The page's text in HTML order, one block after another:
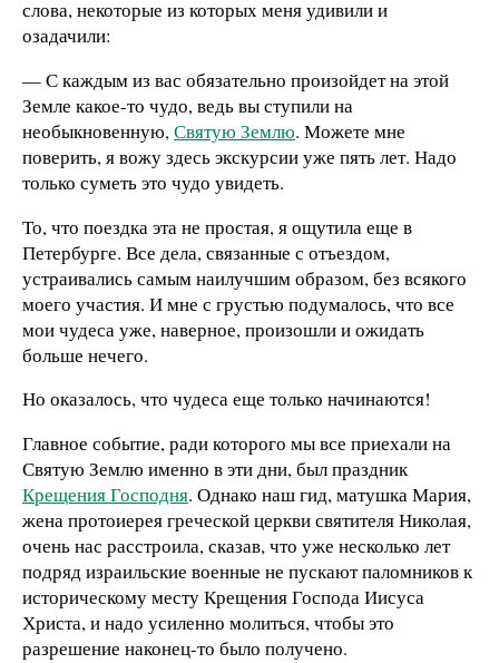
слова, некоторые из которых меня удивили и
озадачили:
— С каждым из вас обязательно произойдет на этой
Земле какое-то чудо, ведь вы ступили на
необыкновенную,Святую Землю. Можете мне
поверить, я вожу здесь экскурсии уже пять лет. Надо
только суметь это чудо увидеть.
То, что поездка эта не простая, я ощутила еще в
Петербурге. Все дела, связанные с отъездом,
устраивались самым наилучшим образом, без всякого
моего участия. И мне с грустью подумалось, что все
мои чудеса уже, наверное, произошли и ожидать
больше нечего.
Но оказалось, что чудеса еще только начинаются!
Главное событие, ради которого мы все приехали на
Святую Землю именно в эти дни, был праздник
Крещения Господня. Однако наш гид, матушка Мария,
жена протоиерея греческой церкви святителя Николая,
очень нас расстроила, сказав, что уже несколько лет
подряд израильские военные не пускают паломников к
историческому месту Крещения Господа Иисуса
Христа, и надо усиленно молиться, чтобы это
разрешение наконец-то было получено.